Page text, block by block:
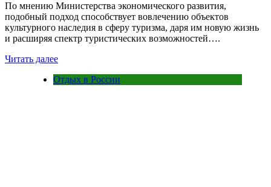
По мнению Министерства экономического развития,
подобный подход способствует вовлечению объектов
культурного наследия в сферу туризма, даря им новую жизнь
и расширяя спектр туристических возможностей….
Читать далее
Отдых в России